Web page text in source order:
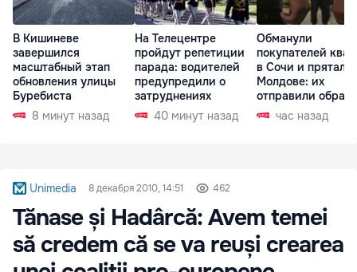
В Кишиневе
завершился
масштабный этап
обновления улицы
Буребиста
8 минут назад
На Телецентре
пройдут репетиции
парада: водителей
предупредили о
затруднениях
40 минут назад
Обманули
покупателей
в Сочи и
Молдове: их
отправили
РФ час назад
Unimedia 8 декабря 2010, 14:51 462
Tănase și Hadârcă: Avem temei
să credem că se va reuși crearea